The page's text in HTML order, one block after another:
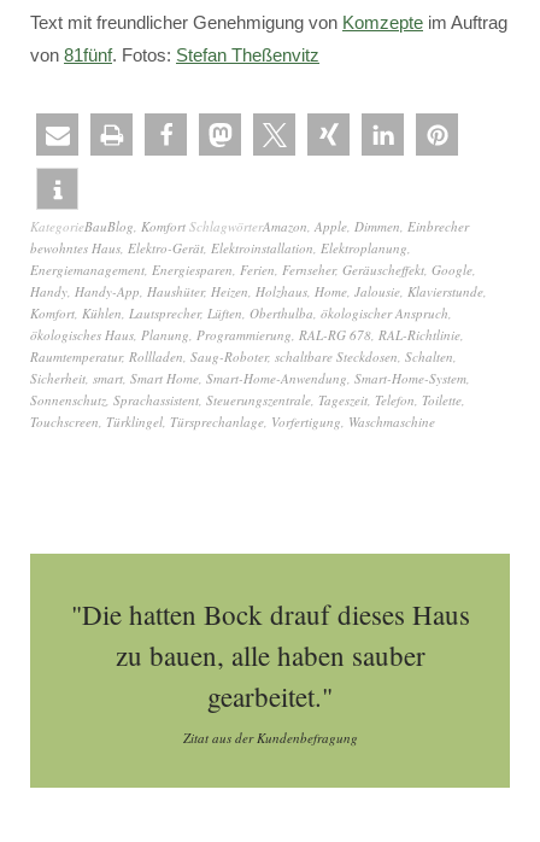
Text mit freundlicher Genehmigung von Komzepte im Auftrag
von 81fünf. Fotos: Stefan Theßenvitz
KategorieBauBlog, Komfort SchlagwörterAmazon, Apple, Dimmen, Einbrecher
bewohntes Haus, Elektro-Gerät, Elektroinstallation, Elektroplanung,
Energiemanagement, Energiesparen, Ferien, Fernseher, Geräuscheffekt, Google,
Handy, Handy-App, Haushüter, Heizen, Holzhaus, Home, Jalousie, Klavierstunde,
Komfort, Kühlen, Lautsprecher, Lüften, Oberthulba, ökologischer Anspruch,
ökologisches Haus, Planung, Programmierung, RAL-RG 678, RAL-Richtlinie,
Raumtemperatur, Rollladen, Saug-Roboter, schaltbare Steckdosen, Schalten,
Sicherheit, smart, Smart Home, Smart-Home-Anwendung, Smart-Home-System,
Sonnenschutz, Sprachassistent, Steuerungszentrale, Tageszeit, Telefon, Toilette,
Touchscreen, Türklingel, Türsprechanlage, Vorfertigung, Waschmaschine
"Die hatten Bock drauf dieses Haus
zu bauen, alle haben sauber
gearbeitet."
Zitat aus der Kundenbefragung